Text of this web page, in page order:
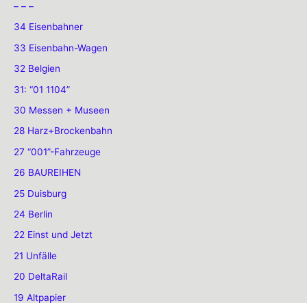
– – –
34 Eisenbahner
33 Eisenbahn-Wagen
32 Belgien
31: “01 1104”
30 Messen + Museen
28 Harz+Brockenbahn
27 “001”-Fahrzeuge
26 BAUREIHEN
25 Duisburg
24 Berlin
22 Einst und Jetzt
21 Unfälle
20 DeltaRail
19 Altpapier